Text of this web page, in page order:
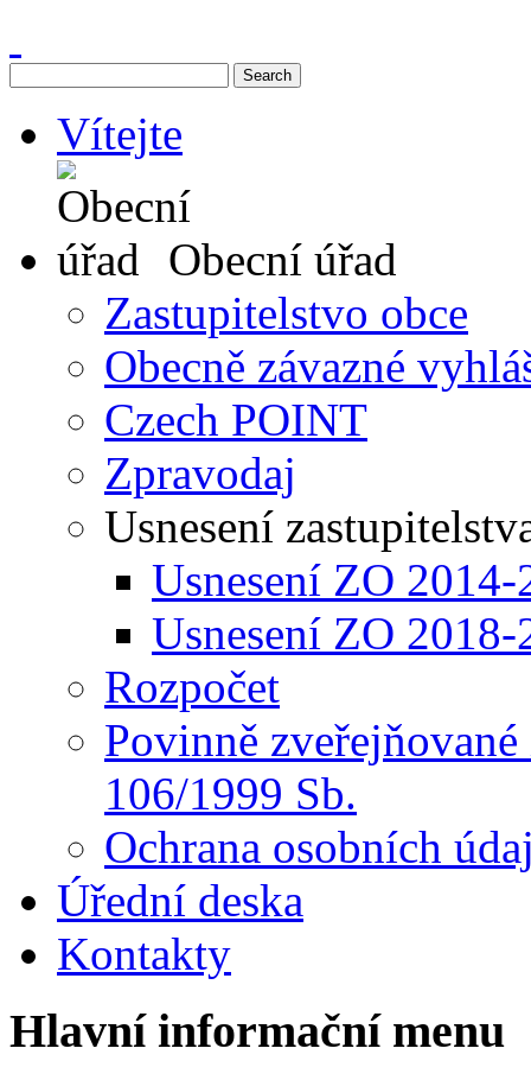
Vítejte
Obecní úřad
Zastupitelstvo obce
Obecně závazné
Czech POINT
Zpravodaj
Usnesení
Usnesení ZO 2014-
Usnesení ZO 2018-
Rozpočet
Povinně
106/1999 Sb.
Ochrana osobních
Úřední deska
Kontakty
Hlavní informační menu